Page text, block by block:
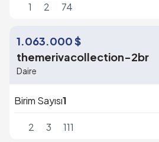
1 2 74
1.063.000 $
themerivacollection-2br
Daire
Birim Sayısı1
2 3 111